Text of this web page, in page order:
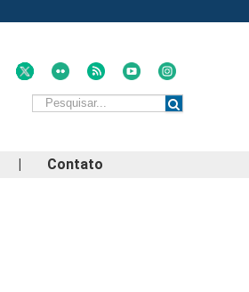
| Contato